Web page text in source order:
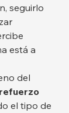
seguirlo
está a
del
el tipo de